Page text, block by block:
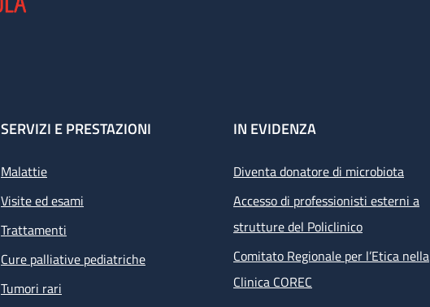
SERVIZI E PRESTAZIONI
Malattie
Visite ed esami
Trattamenti
Cure palliative pediatriche
Tumori rari
IN EVIDENZA
Diventa donatore di microbiota
Accesso di professionisti esterni a
strutture del Policlinico
Comitato Regionale per l’Etica nella
Clinica COREC